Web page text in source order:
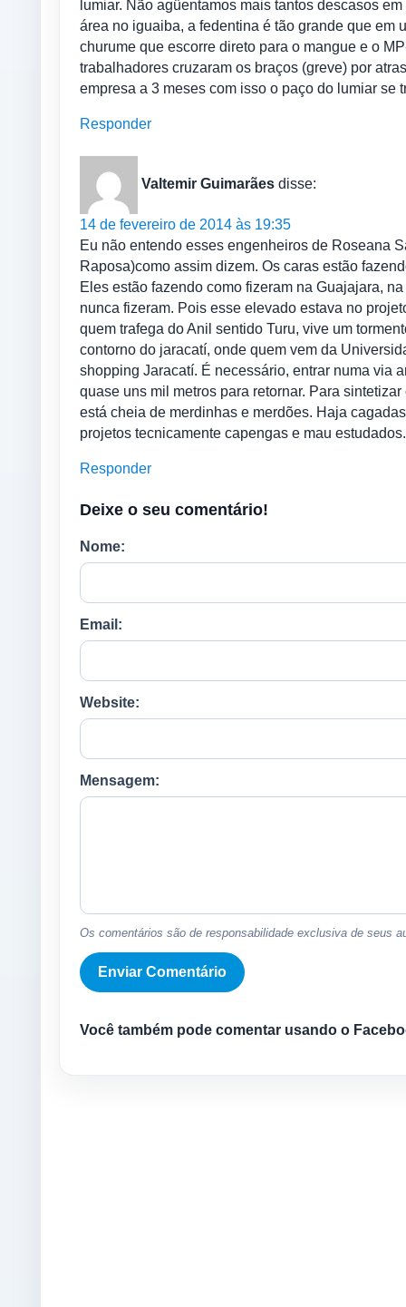
lumiar. Não agüentamos mais tantos descasos
área no iguaiba, a fedentina é tão grande que em
churume que escorre direto para o mangue e o
trabalhadores cruzaram os braços (greve) por
empresa a 3 meses com isso o paço do lumiar se
Responder
Valtemir Guimarães disse:
14 de fevereiro de 2014 às 19:35
Eu não entendo esses engenheiros de Roseana
Raposa)como assim dizem. Os caras estão
Eles estão fazendo como fizeram na Guajajara,
nunca fizeram. Pois esse elevado estava no
quem trafega do Anil sentido Turu, vive um
contorno do jaracatí, onde quem vem da
shopping Jaracatí. É necessário, entrar numa via
quase uns mil metros para retornar. Para
está cheia de merdinhas e merdões. Haja
projetos tecnicamente capengas e mau estudados.
Responder
Deixe o seu comentário!
Nome:
Email:
Website:
Mensagem:
Os comentários são de responsabilidade exclusiva de seus
Você também pode comentar usando o